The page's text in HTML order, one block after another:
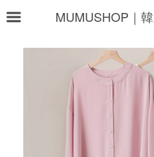
MUMUSHOP｜